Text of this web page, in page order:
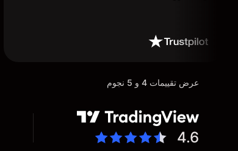
عرض تقييمات 4 و 5 نجوم
4.6